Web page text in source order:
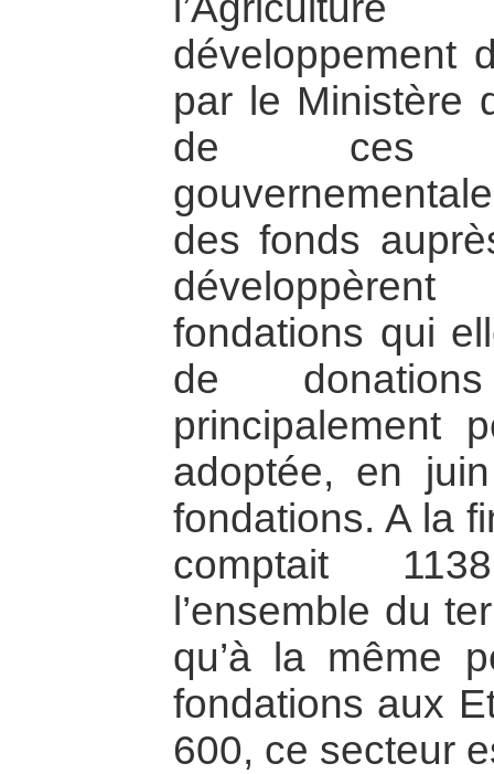
développement
par le Ministère
de ces
des fonds
fondations qui
de
principalement
adoptée, en
fondations. A la
comptait
l’ensemble du
qu’à la même
fondations aux
600, ce secteur